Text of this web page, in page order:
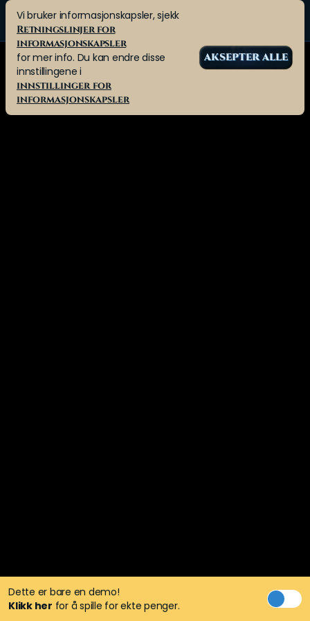
Dette er bare en demo!
Klikk her for å spille for ekte penger.
Vi bruker informasjonskapsler, sjekk
Retningslinjer for
informasjonskapsler
for mer info. Du kan endre disse
innstillingene i
innstillinger for
informasjonskapsler
AKSEPTER ALLE